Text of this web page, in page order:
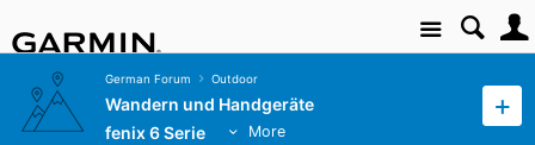
Site
German Forum Outdoor
Wandern und Handgeräte
fenix 6 Serie
More